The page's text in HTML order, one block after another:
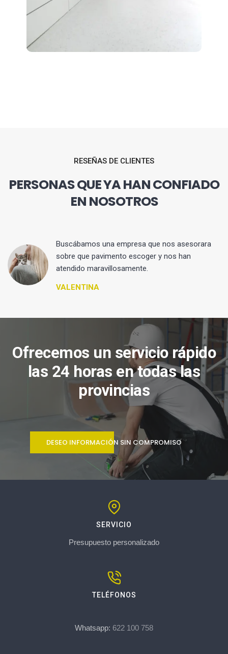
RESEÑAS DE CLIENTES
PERSONAS QUE YA HAN CONFIADO
EN NOSOTROS
Buscábamos una empresa que nos asesorara
sobre que pavimento escoger y nos han
atendido maravillosamente.
VALENTINA
Ofrecemos un servicio rápido
las 24 horas en todas las
provincias
DESEO INFORMACIÓN SIN COMPROMISO
SERVICIO
Presupuesto personalizado
TELÉFONOS
Whatsapp: 622 100 758